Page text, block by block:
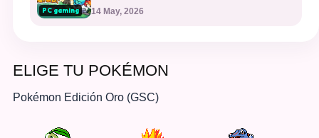
PC gaming 14 May, 2026
ELIGE TU POKÉMON
Pokémon Edición Oro (GSC)